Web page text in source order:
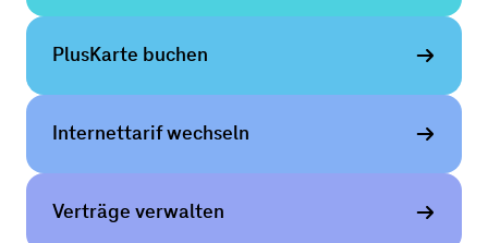
PlusKarte buchen
Internet­tarif wechseln
Verträge verwalten